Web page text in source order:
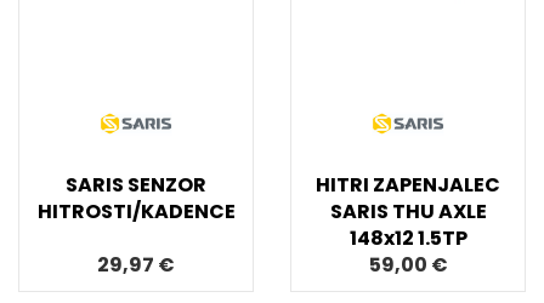
SARIS SENZOR
HITROSTI/KADENCE
29,97 €
HITRI ZAPENJALEC
SARIS THU AXLE
148x12 1.5TP
59,00 €